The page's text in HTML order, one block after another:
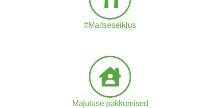
#Maitseseiklus
Majutuse pakkumised